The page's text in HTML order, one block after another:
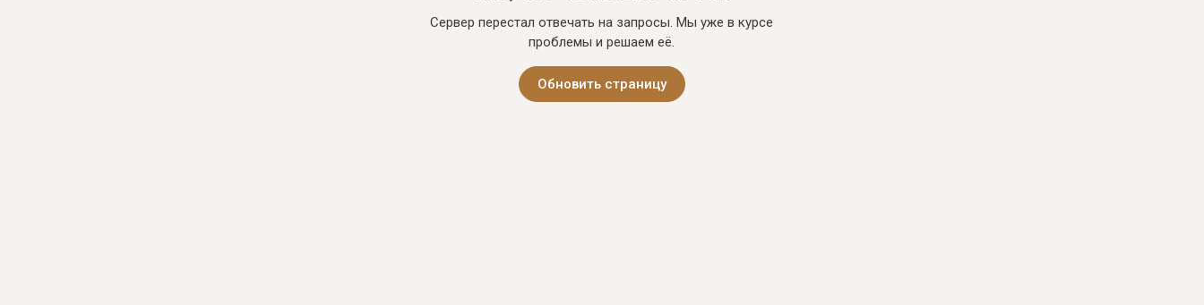
Сервер перестал отвечать на запросы. Мы уже в курсе
проблемы и решаем её.
Обновить страницу